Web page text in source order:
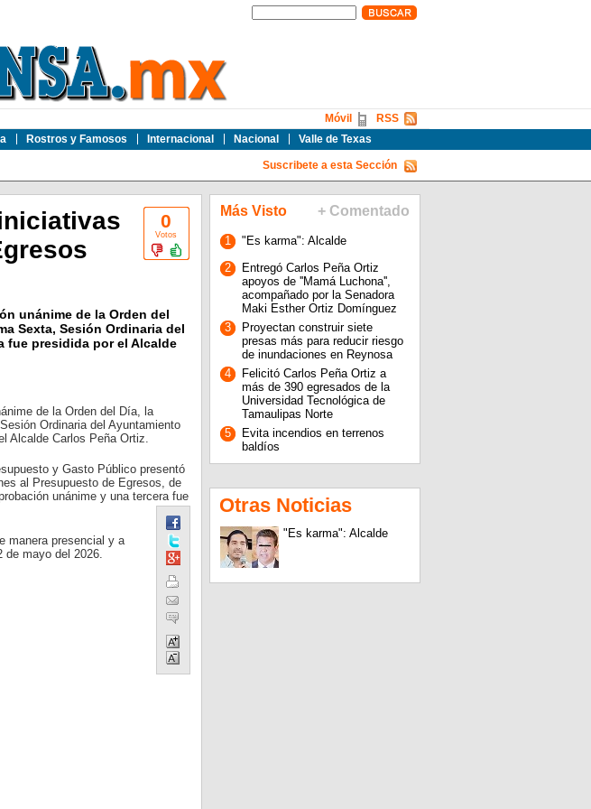
Rostros y Famosos Internacional Nacional Valle de Texas
RSS
Móvil
Suscribete a esta Sección
0
Votos
unánime de la Orden del
Sexta, Sesión Ordinaria del
fue presidida por el Alcalde
de la Orden del Día, la
Ordinaria del Ayuntamiento
Alcalde Carlos Peña Ortiz.
y Gasto Público presentó
al Presupuesto de Egresos, de
unánime y una tercera fue
manera presencial y a
de mayo del 2026.
Más Visto + Comentado
1
"Es karma": Alcalde
2
Entregó Carlos Peña Ortiz
apoyos de ''Mamá Luchona'',
acompañado por la Senadora
Maki Esther Ortiz Domínguez
3
Proyectan construir siete
presas más para reducir riesgo
de inundaciones en Reynosa
4
Felicitó Carlos Peña Ortiz a
más de 390 egresados de la
Universidad Tecnológica de
Tamaulipas Norte
5
Evita incendios en terrenos
baldíos
Otras Noticias
"Es karma": Alcalde